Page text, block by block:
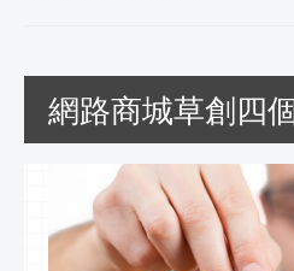
網路商城草創四